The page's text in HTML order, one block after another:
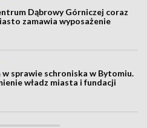
Dąbrowy Górniczej coraz
zamawia wyposażenie
w sprawie schroniska w Bytomiu.
władz miasta i fundacji